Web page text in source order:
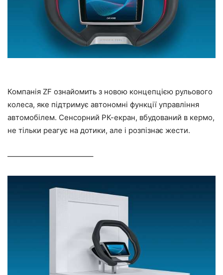
Компанія ZF ознайомить з новою концепцією рульового
колеса, яке підтримує автономні функції управління
автомобілем. Сенсорний РК-екран, вбудований в кермо,
не тільки реагує на дотики, але і розпізнає жести.
———————————–